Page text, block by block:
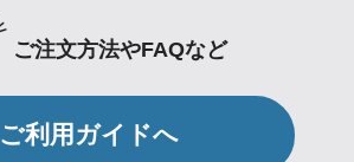
ご注文方法やFAQなど
ご利用ガイドへ